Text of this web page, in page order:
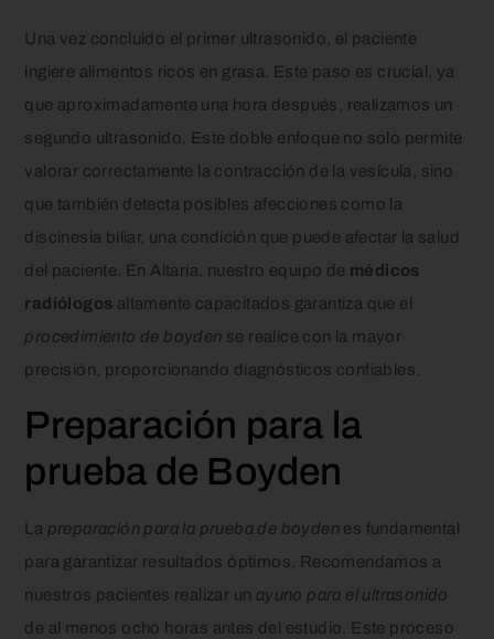
Una vez concluido el primer ultrasonido, el paciente
ingiere alimentos ricos en grasa. Este paso es crucial, ya
que aproximadamente una hora después, realizamos un
segundo ultrasonido. Este doble enfoque no solo permite
valorar correctamente la contracción de la vesícula, sino
que también detecta posibles afecciones como la
discinesia biliar, una condición que puede afectar la salud
del paciente. En Altaria, nuestro equipo de médicos
radiólogos altamente capacitados garantiza que el
procedimiento de boyden se realice con la mayor
precisión, proporcionando diagnósticos confiables.
Preparación para la
prueba de Boyden
La preparación para la prueba de boyden es fundamental
para garantizar resultados óptimos. Recomendamos a
nuestros pacientes realizar un ayuno para el ultrasonido
de al menos ocho horas antes del estudio. Este proceso